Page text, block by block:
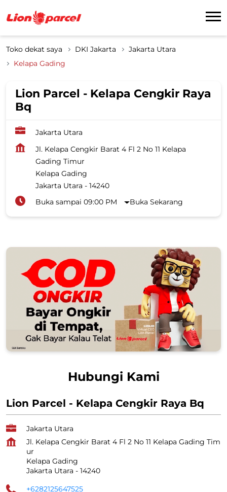
Toko dekat saya DKI Jakarta
Jakarta Utara
Kelapa Gading
Lion Parcel - Kelapa Cengkir Raya
Bq
Jakarta Utara
Jl. Kelapa Cengkir Barat 4 Fl 2 No 11 Kelapa
Gading Timur
Kelapa Gading
Jakarta Utara - 14240
Buka sampai 09:00 PM
Buka Sekarang
Hubungi Kami
Lion Parcel - Kelapa Cengkir Raya Bq
Jakarta Utara
Jl. Kelapa Cengkir Barat 4 Fl 2 No 11 Kelapa Gading Tim
ur
Kelapa Gading
Jakarta Utara - 14240
+6282125647525